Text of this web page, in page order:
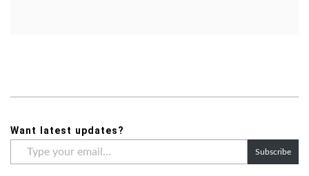
Want latest updates?
Subscribe